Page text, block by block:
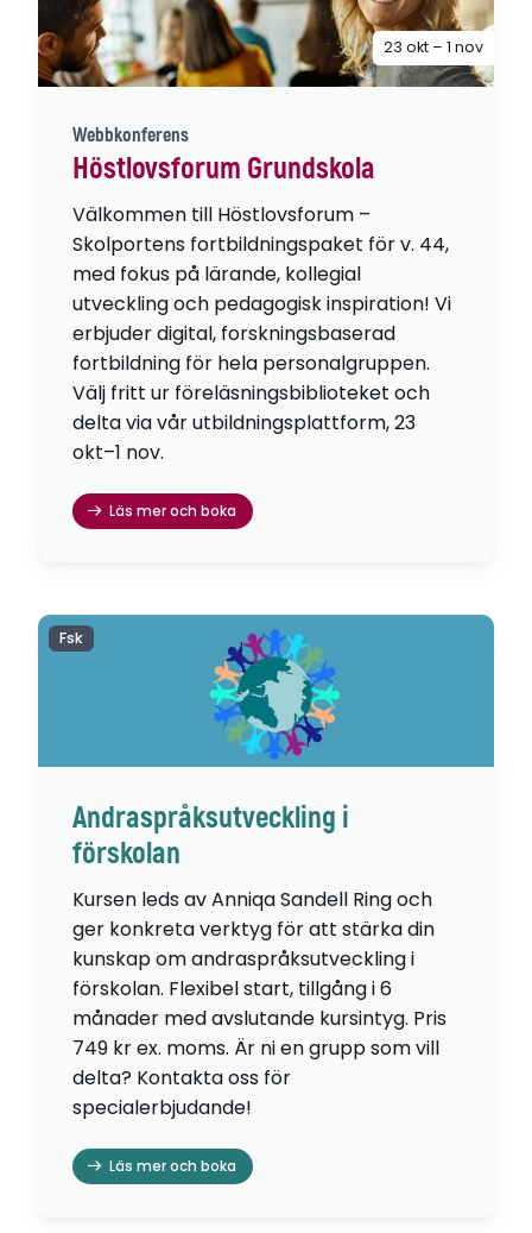
Webbkonferens
Höstlovsforum Grundskola
Välkommen till Höstlovsforum –
Skolportens fortbildningspaket för v. 44,
med fokus på lärande, kollegial
utveckling och pedagogisk inspiration! Vi
erbjuder digital, forskningsbaserad
fortbildning för hela personalgruppen.
Välj fritt ur föreläsningsbiblioteket och
delta via vår utbildningsplattform, 23
okt–1 nov.
Läs mer och boka
23 okt – 1 nov
Andraspråksutveckling i
förskolan
Kursen leds av Anniqa Sandell Ring och
ger konkreta verktyg för att stärka din
kunskap om andraspråksutveckling i
förskolan. Flexibel start, tillgång i 6
månader med avslutande kursintyg. Pris
749 kr ex. moms. Är ni en grupp som vill
delta? Kontakta oss för
specialerbjudande!
Läs mer och boka
Fsk